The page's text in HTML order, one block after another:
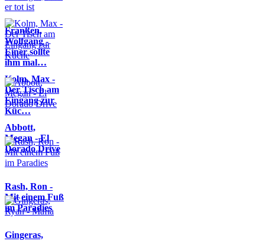
Franßen,
Wolfgang -
Einer sollte
ihm mal…
Kolm, Max -
Der Tisch am
Eingang zur
Küc…
Abbott,
Megan - El
Dorado Drive
Rash, Ron -
Mit einem Fuß
im Paradies
Gingeras,